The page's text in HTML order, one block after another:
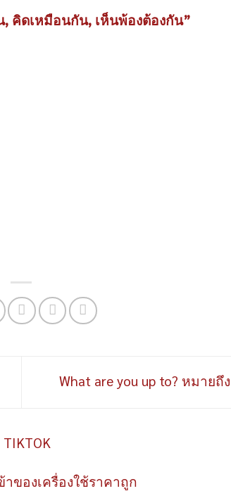
, คิดเหมือนกัน, เห็นพ้องต้องกัน”
What are you up to? หมายถึ
ของเครื่องใช้ราคาถูก